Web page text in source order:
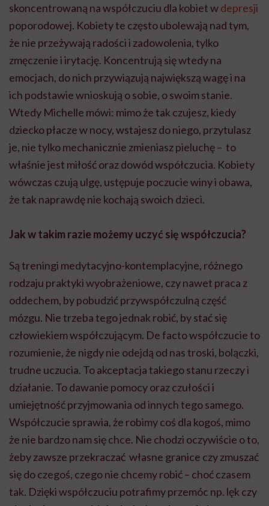
skoncentrowaną na współczuciu dla kobiet wdepresji
poporodowej. Kobiety te często ubolewają nad tym,
że nie przeżywają radości i zadowolenia, tylko
zmęczenie i irytację. Koncentrują się wtedy na
emocjach, do nich przywiązują największą wagę i na
ich podstawie wnioskują o sobie, o swoim stanie.
Wtedy Michelle mówi: mimo że tak czujesz, kiedy
dziecko płacze w nocy, wstajesz do niego, przytulasz
je, nie tylko mechanicznie zmieniasz pieluchę – to
właśnie jest miłość oraz dowód współczucia. Kobiety
wówczas czują ulgę, ustępuje poczucie winy i obawa,
że tak naprawdę nie kochają swoich dzieci.
Jak w takim razie możemy uczyć się współczucia?
Są treningi medytacyjno-kontemplacyjne, różnego
rodzaju praktyki wyobrażeniowe, czy nawet praca z
oddechem, by pobudzić przywspółczulną część
mózgu. Nie trzeba tego jednak robić, by stać się
człowiekiem współczującym. De facto współczucie to
rozumienie, że nigdy nie odejdą od nas troski, bolączki,
trudne uczucia. To akceptacja takiego stanu rzeczy i
działanie. To dawanie pomocy oraz czułości i
umiejętność przyjmowania od innych tego samego.
Współczucie sprawia, że robimy coś dla kogoś, mimo
że nie bardzo nam się chce. Nie chodzi oczywiście o to,
żeby zawsze przekraczać własne granice czy zmuszać
się do czegoś, czego nie chcemy robić – choć czasem
tak. Dzięki współczuciu potrafimy przemóc np. lęk czy